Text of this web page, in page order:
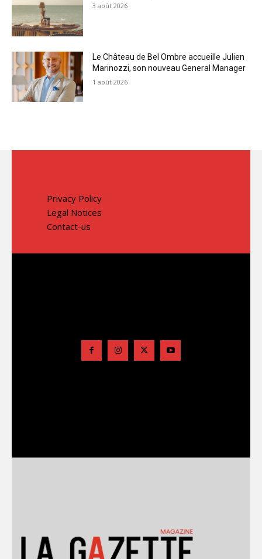
3 août 2026
Le Château de Bel Ombre accueille Julien
Marinozzi, son nouveau General Manager
1 août 2026
Privacy Policy
Legal Notices
Contact-us